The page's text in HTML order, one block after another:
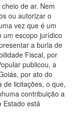
de ar. Nem
ou autorizar o
vez que é um
um escopo jurídico
a burla de
Fiscal, por
publicou, a
por ato do
de licitações, o que,
contribuição a
Estado está